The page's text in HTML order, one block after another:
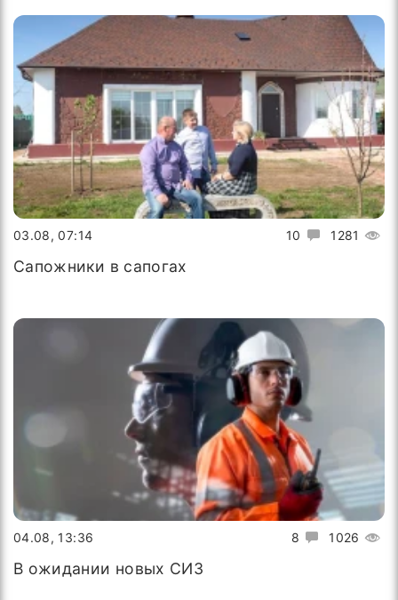
10 1281
03.08, 07:14
Сапожники в сапогах
8 1026
04.08, 13:36
В ожидании новых СИЗ